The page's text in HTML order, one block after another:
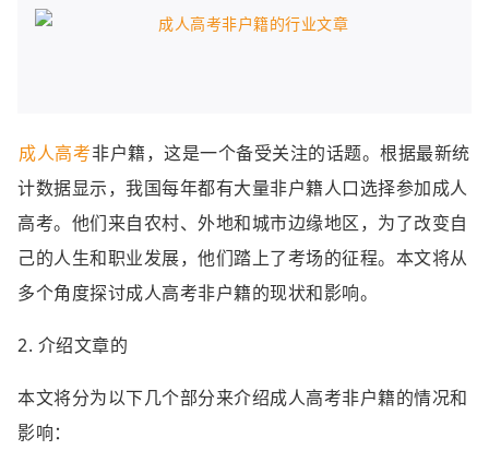
成人高考非户籍，这是一个备受关注的话题。根据最新统
计数据显示，我国每年都有大量非户籍人口选择参加成人
高考。他们来自农村、外地和城市边缘地区，为了改变自
己的人生和职业发展，他们踏上了考场的征程。本文将从
多个角度探讨成人高考非户籍的现状和影响。
2. 介绍文章的
本文将分为以下几个部分来介绍成人高考非户籍的情况和
影响：